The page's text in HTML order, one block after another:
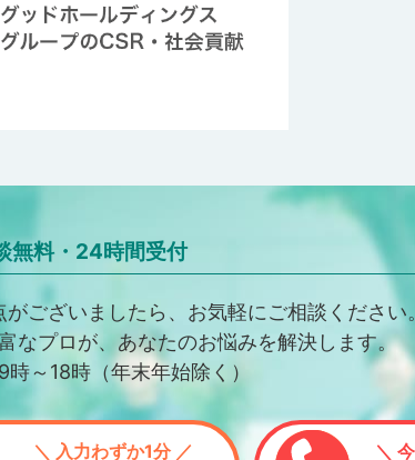
無料・24時間受付
ございましたら、お気軽にご相談ください。
なプロが、あなたのお悩みを解決します。
～18時（年末年始除く）
＼ 入力わずか1分 ／ ＼